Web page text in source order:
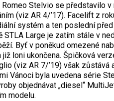
Romeo Stelvio se představilo
(viz AR 4/’17). Facelift z
systém a ten poslední
STLA Large je zatím stále v
Byť v poněkud omezené
již loni ukončena. Špičková
(viz AR 7/’19) však
Vánoci byla uvedena série
objednávat „diesel“
modelu.